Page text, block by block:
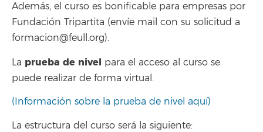
Además, el curso es bonificable para empresas por
Fundación Tripartita (envíe mail con su solicitud a
formacion@feull.org).
La prueba de nivel para el acceso al curso se
puede realizar de forma virtual.
(Información sobre la prueba de nivel aquí)
La estructura del curso será la siguiente: